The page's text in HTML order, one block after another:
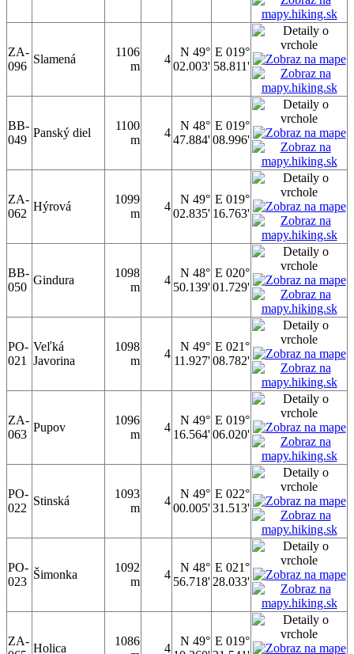
ZA-
096
Slamená
1106
m
4
N 49°
02.003'
E 019°
58.811'
BB-
049
Panský diel
1100
m
4
N 48°
47.884'
E 019°
08.996'
ZA-
062
Hýrová
1099
m
4
N 49°
02.835'
E 019°
16.763'
BB-
050
Gindura
1098
m
4
N 48°
50.139'
E 020°
01.729'
PO-
021
Veľká
Javorina
1098
m
4
N 49°
11.927'
E 021°
08.782'
ZA-
063
Pupov
1096
m
4
N 49°
16.564'
E 019°
06.020'
PO-
022
Stinská
1093
m
4
N 49°
00.005'
E 022°
31.513'
PO-
023
Šimonka
1092
m
4
N 48°
56.718'
E 021°
28.033'
ZA-
Holica
1086
4
N 49° E 019°